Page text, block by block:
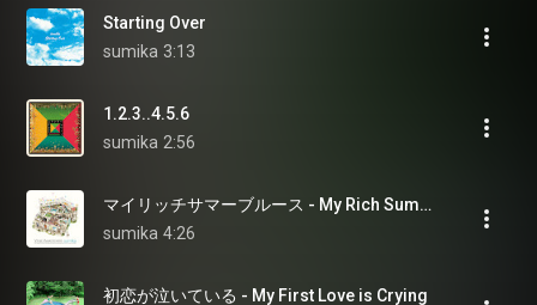
Starting Over
sumika 3:13
1.2.3..4.5.6
sumika 2:56
マイリッチサマーブルース - My Rich Summer Blues
sumika 4:26
初恋が泣いている - My First Love is Crying